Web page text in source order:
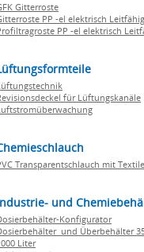
Gitterroste
PP -el elektrisch Leitfähig
PP -el elektrisch
für Lüftungskanäle
Transparentschlauch mit
und
Konfigurator
und Überbehälter
Liter